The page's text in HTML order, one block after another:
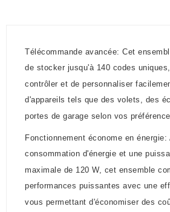
Télécommande avancée: Cet
de stocker jusqu'à 140 codes
contrôler et de personnaliser
d'appareils tels que des volets, des
portes de garage selon vos
Fonctionnement économe en
consommation d'énergie et une
maximale de 120 W, cet ensemble
performances puissantes avec une
vous permettant d'économiser des